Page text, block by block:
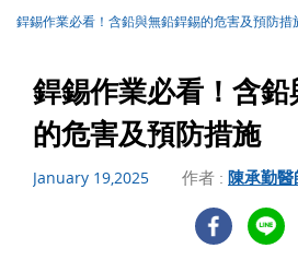
銲錫作業必看！含鉛與無鉛銲錫的危害及預防措
銲錫作業必看！含
的危害及預防措施
January 19,2025 作者 : 陳承勤醫